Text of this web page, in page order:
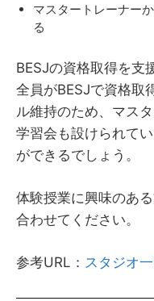
マスタートレーナー
る
BESJの資格取得を支
全員がBESJで資格取
ル維持のため、マス
学習会も設けられて
ができるでしょう。
体験授業に興味のあ
合わせてください。
参考URL： スタジオ